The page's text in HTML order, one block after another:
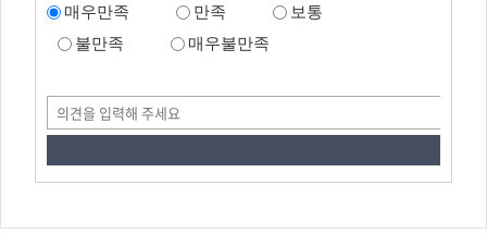
매우만족 만족
보통
불만족
매우불만족